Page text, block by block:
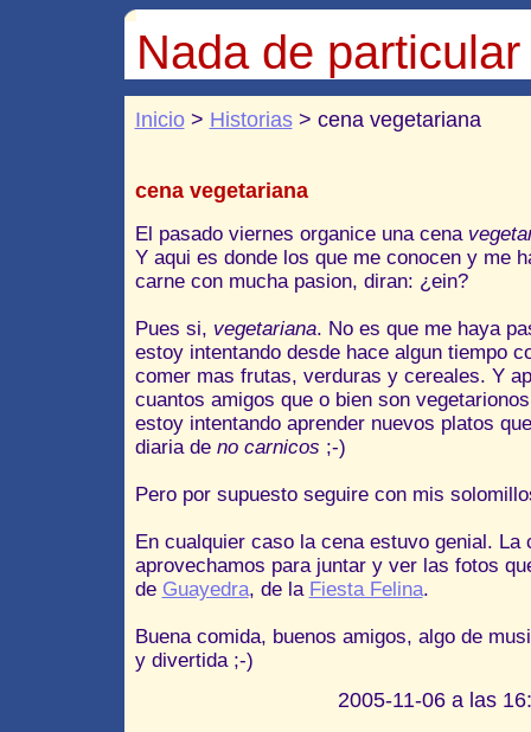
Nada de particular
Inicio> Historias> cena vegetariana
cena vegetariana
El pasado viernes organice una cena
Y aqui es donde los que me conocen y me
carne con mucha pasion, diran: ¿ein?
Pues si, vegetariana. No es que me haya
estoy intentando desde hace algun tiempo
comer mas frutas, verduras y cereales. Y
cuantos amigos que o bien son
estoy intentando aprender nuevos platos
diaria de no carnicos ;-)
Pero por supuesto seguire con mis
En cualquier caso la cena estuvo genial. La
aprovechamos para juntar y ver las fotos
de Guayedra, de la Fiesta Felina.
Buena comida, buenos amigos, algo de
y divertida ;-)
2005-11-06 a las